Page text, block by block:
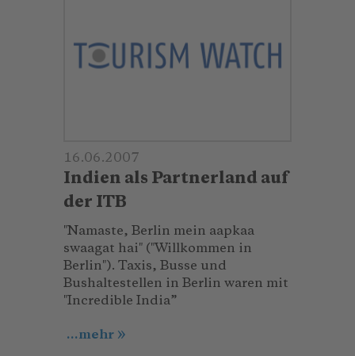
16.06.2007
Indien als Partnerland auf
der ITB
″Namaste, Berlin mein aapkaa
swaagat hai″ (″Willkommen in
Berlin″). Taxis, Busse und
Bushaltestellen in Berlin waren mit
″Incredible India”
...mehr